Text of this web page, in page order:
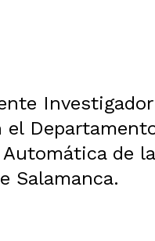
el
de la
Salamanca.